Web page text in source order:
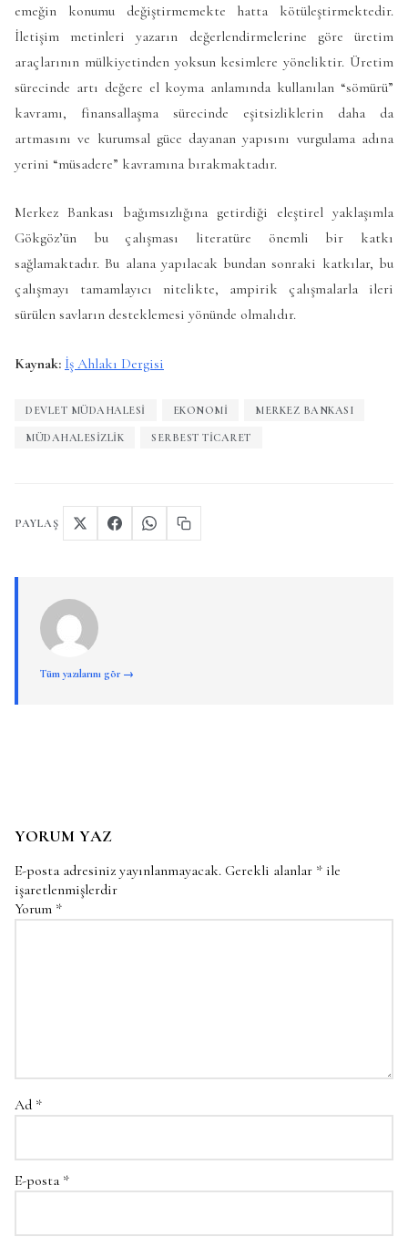
emeğin konumu değiştirmemekte hatta kötüleştirmektedir.
İletişim metinleri yazarın değerlendirmelerine göre üretim
araçlarının mülkiyetinden yoksun kesimlere yöneliktir. Üretim
sürecinde artı değere el koyma anlamında kullanılan “sömürü”
kavramı, finansallaşma sürecinde eşitsizliklerin daha da
artmasını ve kurumsal güce dayanan yapısını vurgulama adına
yerini “müsadere” kavramına bırakmaktadır.
Merkez Bankası bağımsızlığına getirdiği eleştirel yaklaşımla
Gökgöz’ün bu çalışması literatüre önemli bir katkı
sağlamaktadır. Bu alana yapılacak bundan sonraki katkılar, bu
çalışmayı tamamlayıcı nitelikte, ampirik çalışmalarla ileri
sürülen savların desteklemesi yönünde olmalıdır.
Kaynak: İş Ahlakı Dergisi
DEVLET MÜDAHALESI EKONOMI MERKEZ BANKASI
MÜDAHALESIZLIK SERBEST TICARET
PAYLAŞ
Tüm yazılarını gör →
YORUM YAZ
E-posta adresiniz yayınlanmayacak. Gerekli alanlar * ile
işaretlenmişlerdir
Yorum *
Ad *
E-posta *